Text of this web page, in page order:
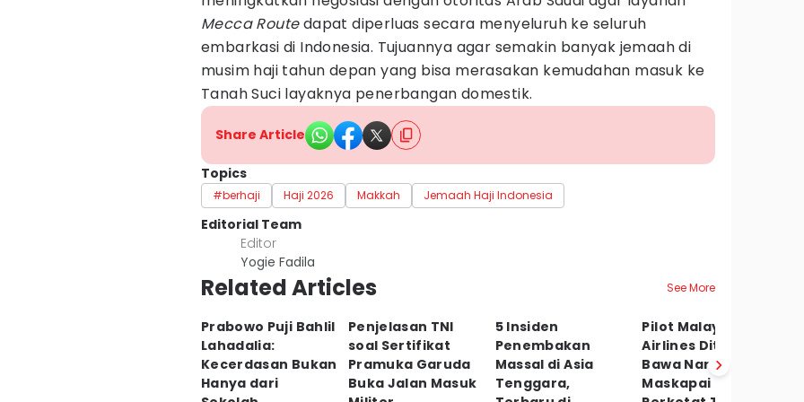
Mecca Routedapat diperluas secara menyeluruh ke seluruh
embarkasi di Indonesia. Tujuannya agar semakin banyak jemaah di
musim haji tahun depan yang bisa merasakan kemudahan masuk ke
Tanah Suci layaknya penerbangan domestik.
Share Article
Topics
#berhaji Haji 2026 Makkah Jemaah Haji Indonesia
Editorial Team
Editor
Yogie Fadila
Related Articles See More
Prabowo Puji Bahlil
Lahadalia:
Kecerdasan Bukan
Hanya dari
Penjelasan TNI
soal Sertifikat
Pramuka Garuda
Buka Jalan Masuk
5 Insiden
Penembakan
Massal di Asia
Tenggara,
Pilot Malaysia
Airlines Ditangkap
Bawa Narkoba,
Maskapai